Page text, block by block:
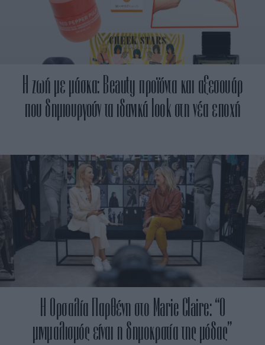
Η ζωή με μάσκα: Beauty προϊόντα και αξεσουάρ
που δημιουργούν τα ιδανικά look στη νέα εποχή
Η Ορσαλία Παρθένη στο Marie Claire: “Ο
μινιμαλισμός είναι η δημοκρατία της μόδας”